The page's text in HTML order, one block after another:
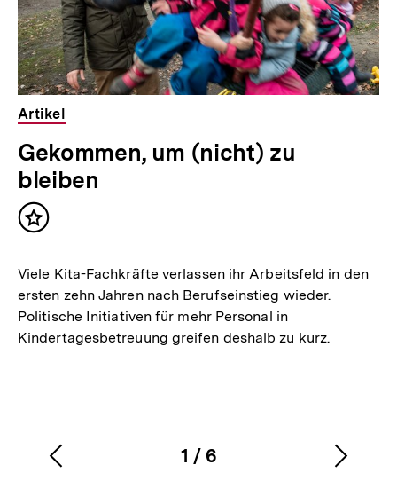
Artikel
Gekommen, um (nicht) zu
bleiben
Inhalt
Viele Kita-Fachkräfte verlassen ihr Arbeitsfeld in den
ersten zehn Jahren nach Berufseinstieg wieder.
Politische Initiativen für mehr Personal in
Kindertagesbetreuung greifen deshalb zu kurz.
Karussellinhalt
1
von
/ 6
Vorherigen